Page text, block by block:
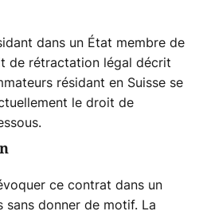
dans un État membre de
de rétractation légal décrit
résidant en Suisse se
le droit de
ce contrat dans un
donner de motif. La